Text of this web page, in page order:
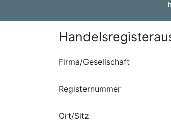
Firma/Gesellschaft
Registernummer
Ort/Sitz